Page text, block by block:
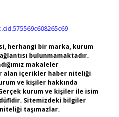
herhangi bir marka, kurum
bulunmamaktadır.
makaleler
alan içerikler haber niteliği
ve kişiler hakkında
kurum ve kişiler ile isim
Sitemizdeki bilgiler
taşımazlar.